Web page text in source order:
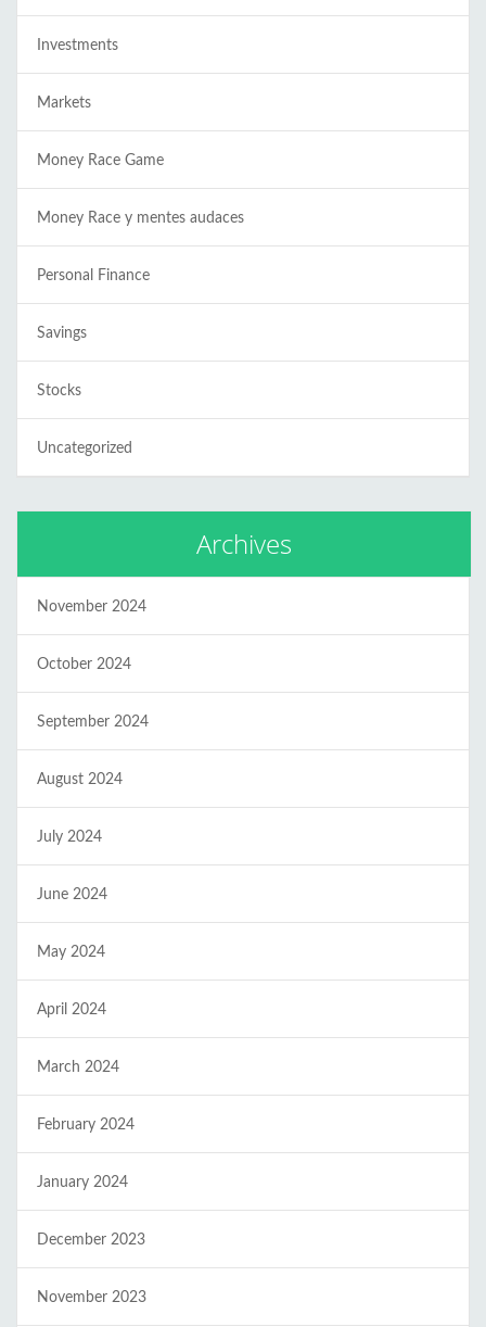
Investments
Markets
Money Race Game
Money Race y mentes audaces
Personal Finance
Savings
Stocks
Uncategorized
Archives
November 2024
October 2024
September 2024
August 2024
July 2024
June 2024
May 2024
April 2024
March 2024
February 2024
January 2024
December 2023
November 2023